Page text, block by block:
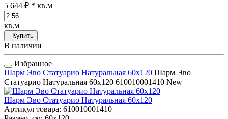
5 644 ₽ * кв.м
кв.м
Купить
В наличии
Избранное
Шарм Эво Статуарио Натуральная 60x120 Шарм Эво
Статуарио Натуральная 60x120 610010001410 New
Шарм Эво Статуарио Натуральная 60x120
Артикул товара: 610010001410